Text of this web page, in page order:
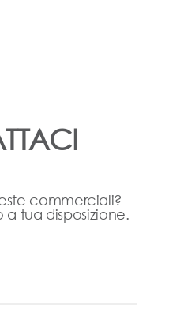
commerciali?
a tua disposizione.